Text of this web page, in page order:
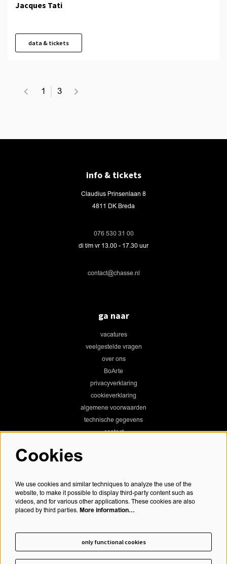
Jacques Tati
data & tickets
1 3
info & tickets
Claudius Prinsenlaan 8
4811 DK Breda
076 530 31 00
di t/m vr 13.00 - 17.30 uur
contact@chasse.nl
ga naar
vacatures
veelgestelde vragen
over ons
BoArte
privacyverklaring
cookieverklaring
algemene voorwaarden
technische gegevens
contact
Cookies
We use cookies and similar techniques to analyze the use of the
website, to make it possible to display third-party content such as
videos, and for various other applications. These cookies are also
placed by third parties. More information…
only functional cookies